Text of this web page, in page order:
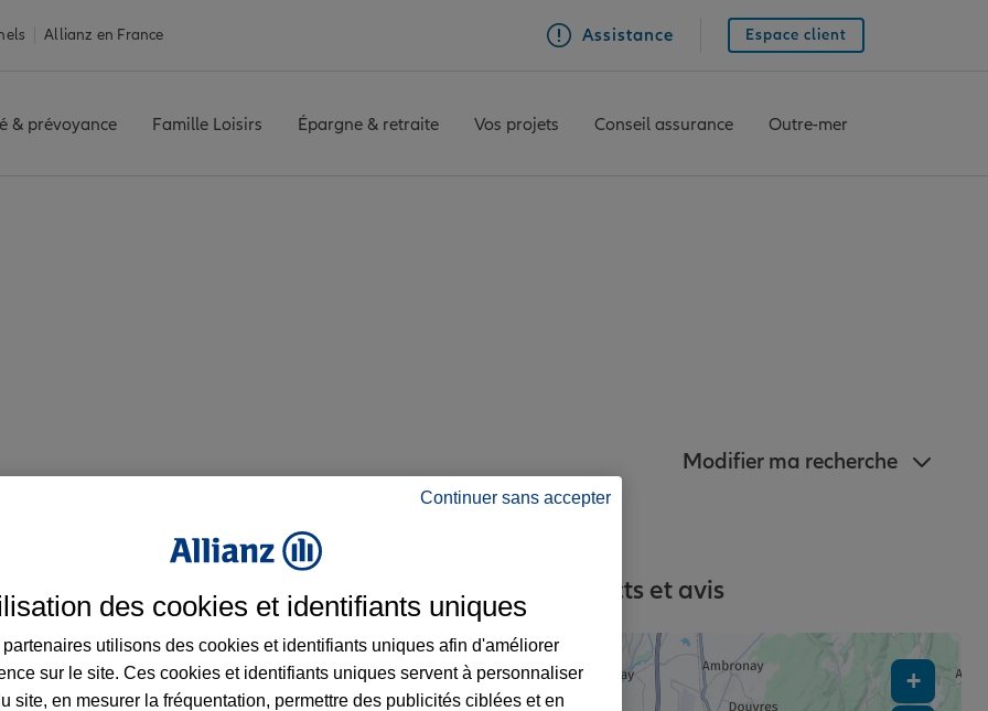
Allianz en France Assistance Espace client
& prévoyance Famille Loisirs Épargne & retraite Vos projets Conseil assurance Outre-mer
Modifier ma recherche
à Meximieux et aux alentours : adresses, contacts et avis
+
Continuer sans accepter
des cookies et identifiants uniques
partenaires utilisons des cookies et identifiants uniques afin d'améliorer
sur le site. Ces cookies et identifiants uniques servent à personnaliser
site, en mesurer la fréquentation, permettre des publicités ciblées et en